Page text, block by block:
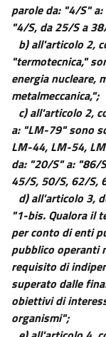
parole da: "4/S"
"4/S, da 25/S a
b) all'articolo 2,
"termotecnica,"
energia nucleare,
metalmeccanica,";
c) all'articolo 2,
a: "LM-79" sono
LM-44, LM-54,
da: "20/S" a: "86/
45/S, 50/S, 62/S,
d) all'articolo 3,
"1-bis. Qualora il
per conto di enti
pubblico operanti
requisito di
superato dalle
obiettivi di
organismi";